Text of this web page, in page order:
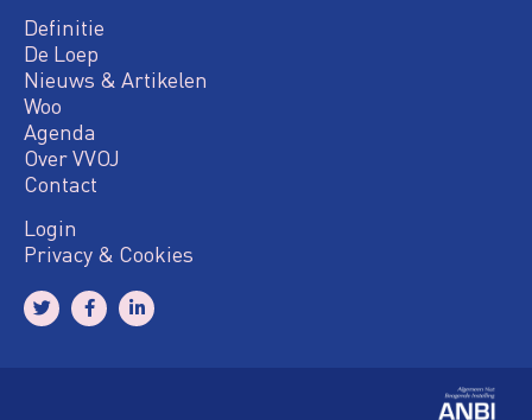
Definitie
De Loep
Nieuws & Artikelen
Woo
Agenda
Over VVOJ
Contact
Login
Privacy & Cookies